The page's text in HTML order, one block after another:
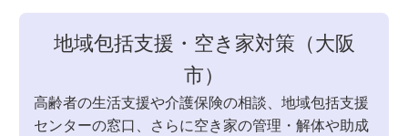
地域包括支援・空き家対策（大阪
市）
高齢者の生活支援や介護保険の相談、地域包括支援
センターの窓口、さらに空き家の管理・解体や助成